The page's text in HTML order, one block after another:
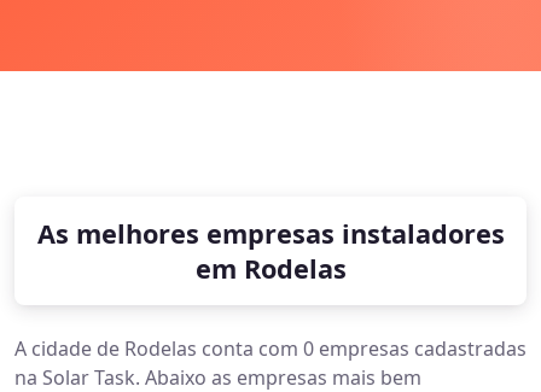
As melhores empresas instaladores
em Rodelas
A cidade de Rodelas conta com 0 empresas cadastradas
na Solar Task. Abaixo as empresas mais bem